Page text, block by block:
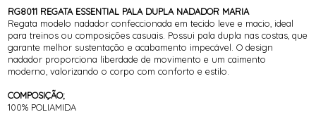
RG8011 REGATA ESSENTIAL PALA DUPLA NADADOR MARIA
Regata modelo nadador confeccionada em tecido leve e macio, ideal
para treinos ou composições casuais. Possui pala dupla nas costas, que
garante melhor sustentação e acabamento impecável. O design
nadador proporciona liberdade de movimento e um caimento
moderno, valorizando o corpo com conforto e estilo.
COMPOSIÇÃO;
100% POLIAMIDA